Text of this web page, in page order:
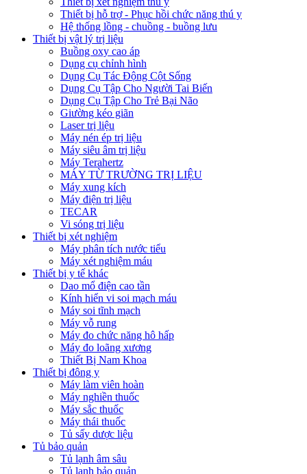
Thiết bị hỗ trợ - Phục hồi chức năng thú y
Hệ thống lồng - chuồng - buồng lưu
Thiết bị vật lý trị liệu
Buồng oxy cao áp
Dụng cụ chỉnh hình
Dụng Cụ Tác Động Cột Sống
Dụng Cụ Tập Cho Người Tai Biến
Dụng Cụ Tập Cho Trẻ Bại Não
Giường kéo giãn
Laser trị liệu
Máy nén ép trị liệu
Máy siêu âm trị liệu
Máy Terahertz
MÁY TỪ TRƯỜNG TRỊ LIỆU
Máy xung kích
Máy điện trị liệu
TECAR
Vi sóng trị liệu
Thiết bị xét nghiệm
Máy phân tích nước tiểu
Máy xét nghiệm máu
Thiết bị y tế khác
Dao mổ điện cao tần
Kính hiển vi soi mạch máu
Máy soi tĩnh mạch
Máy vỗ rung
Máy đo chức năng hô hấp
Máy đo loãng xương
Thiết Bị Nam Khoa
Thiết bị đông y
Máy làm viên hoàn
Máy nghiền thuốc
Máy sắc thuốc
Máy thái thuốc
Tủ sấy dược liệu
Tủ bảo quản
Tủ lạnh âm sâu
Tủ lạnh bảo quản